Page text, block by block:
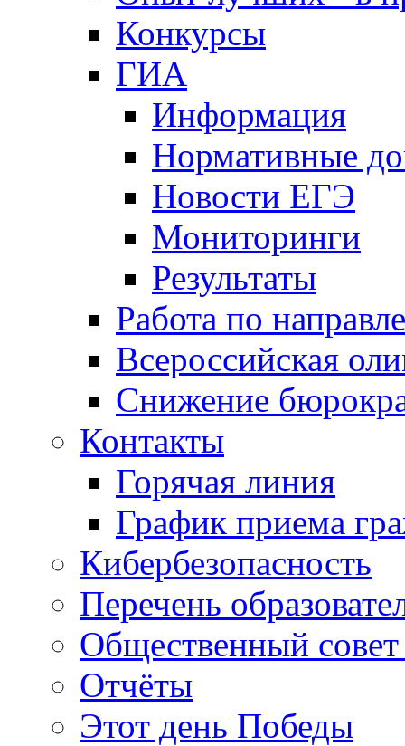
Конкурсы
ГИА
Информация
Нормативные
Новости ЕГЭ
Мониторинги
Результаты
Работа по
Всероссийская
Снижение
Контакты
Горячая линия
График приема
Кибербезопасность
Перечень
Общественный
Отчёты
Этот день Победы